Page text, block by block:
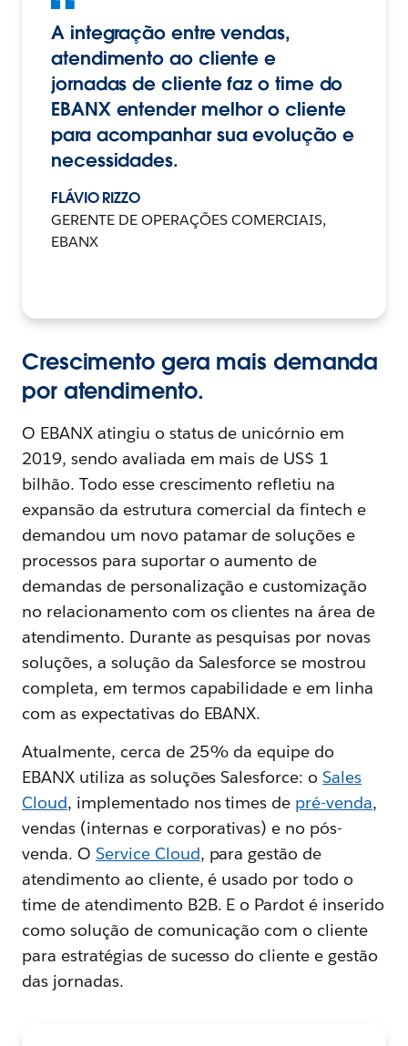
A integração entre vendas,
atendimento ao cliente e
jornadas de cliente faz o time do
EBANX entender melhor o cliente
para acompanhar sua evolução e
necessidades.
FLÁVIO RIZZO
GERENTE DE OPERAÇÕES COMERCIAIS,
EBANX
Crescimento gera mais demanda
por atendimento.
O EBANX atingiu o status de unicórnio em
2019, sendo avaliada em mais de US$ 1
bilhão. Todo esse crescimento refletiu na
expansão da estrutura comercial da fintech e
demandou um novo patamar de soluções e
processos para suportar o aumento de
demandas de personalização e customização
no relacionamento com os clientes na área de
atendimento. Durante as pesquisas por novas
soluções, a solução da Salesforce se mostrou
completa, em termos capabilidade e em linha
com as expectativas do EBANX.
Atualmente, cerca de 25% da equipe do
EBANX utiliza as soluções Salesforce: oSales
Cloud, implementado nos times de pré-venda,
vendas (internas e corporativas) e no pós-
venda. O Service Cloud, para gestão de
atendimento ao cliente, é usado por todo o
time de atendimento B2B. E o Pardot é inserido
como solução de comunicação com o cliente
para estratégias de sucesso do cliente e gestão
das jornadas.